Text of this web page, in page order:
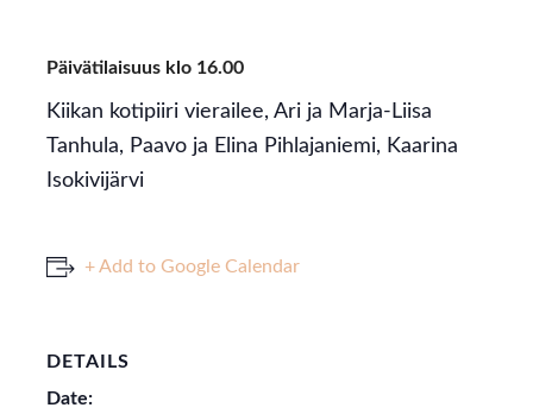
Päivätilaisuus klo 16.00
Kiikan kotipiiri vierailee, Ari ja Marja-Liisa
Tanhula, Paavo ja Elina Pihlajaniemi, Kaarina
Isokivijärvi
+ Add to Google Calendar
DETAILS
Date: